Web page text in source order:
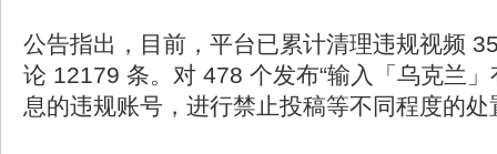
公告指出，目前，平台已累计清理违规视频
论 12179 条。对 478 个发布“输入「乌克兰
息的违规账号，进行禁止投稿等不同程度的处